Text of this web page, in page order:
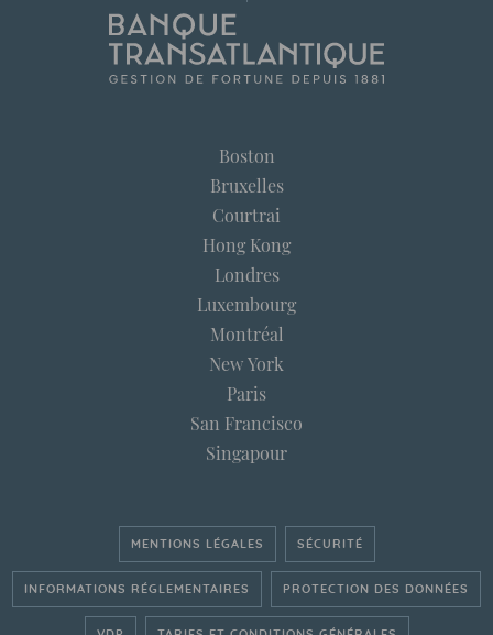
Boston
Bruxelles
Courtrai
Hong Kong
Londres
Luxembourg
Montréal
New York
Paris
San Francisco
Singapour
MENTIONS LÉGALES SÉCURITÉ
INFORMATIONS RÉGLEMENTAIRES PROTECTION DES DONNÉES